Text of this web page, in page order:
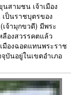
สามชน เจ้าเมือง
ป็นราชบุตรของ
เจ้ามุกขวดี) มีพระ
องสวรรคตแล้ว
องฉอดแทนพระราช
บันอยู่ในเขตอำเภอ